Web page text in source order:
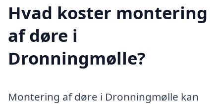
Hvad koster montering
af døre i
Dronningmølle?
Montering af døre i Dronningmølle kan